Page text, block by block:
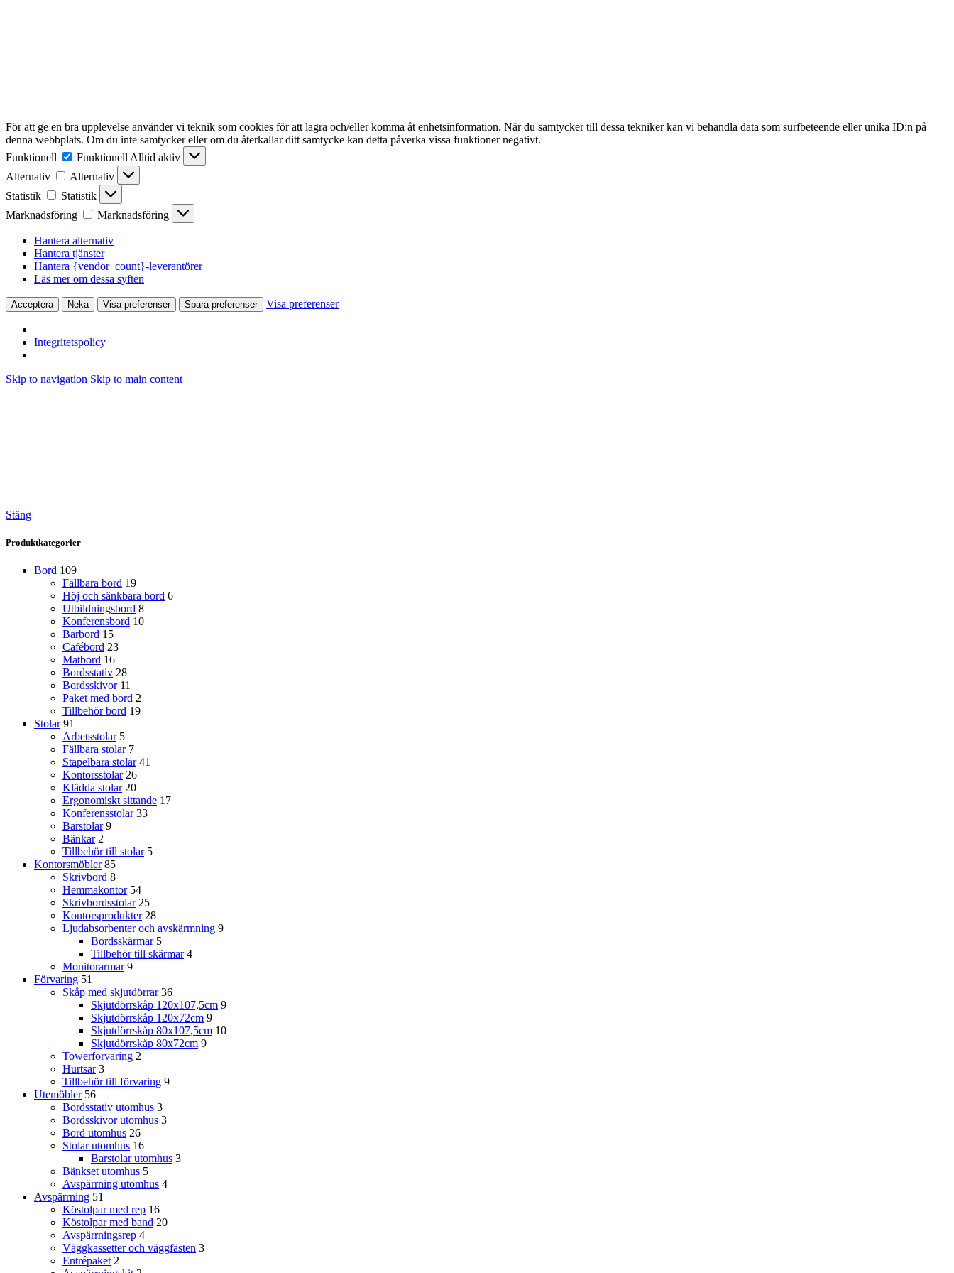
För att ge en bra upplevelse använder vi teknik som cookies för att lagra och/eller komma åt enhetsinformation. När du samtycker till dessa tekniker kan vi behandla data som surfbeteende eller unika ID:n på
denna webbplats. Om du inte samtycker eller om du återkallar ditt samtycke kan detta påverka vissa funktioner negativt.
Funktionell
Funktionell Alltid aktiv
Alternativ
Alternativ
Statistik
Statistik
Marknadsföring
Marknadsföring
Hantera alternativ
Hantera tjänster
Hantera {vendor_count}-leverantörer
Läs mer om dessa syften
Acceptera Neka Visa preferenser Spara preferenser Visa preferenser
Integritetspolicy
Skip to navigation Skip to main content
Stäng
Produktkategorier
Bord 109
Fällbara bord 19
Höj och sänkbara bord 6
Utbildningsbord 8
Konferensbord 10
Barbord 15
Cafébord 23
Matbord 16
Bordsstativ 28
Bordsskivor 11
Paket med bord 2
Tillbehör bord 19
Stolar 91
Arbetsstolar 5
Fällbara stolar 7
Stapelbara stolar 41
Kontorsstolar 26
Klädda stolar 20
Ergonomiskt sittande 17
Konferensstolar 33
Barstolar 9
Bänkar 2
Tillbehör till stolar 5
Kontorsmöbler 85
Skrivbord 8
Hemmakontor 54
Skrivbordsstolar 25
Kontorsprodukter 28
Ljudabsorbenter och avskärmning 9
Bordsskärmar 5
Tillbehör till skärmar 4
Monitorarmar 9
Förvaring 51
Skåp med skjutdörrar 36
Skjutdörrskåp 120x107,5cm 9
Skjutdörrskåp 120x72cm 9
Skjutdörrskåp 80x107,5cm 10
Skjutdörrskåp 80x72cm 9
Towerförvaring 2
Hurtsar 3
Tillbehör till förvaring 9
Utemöbler 56
Bordsstativ utomhus 3
Bordsskivor utomhus 3
Bord utomhus 26
Stolar utomhus 16
Barstolar utomhus 3
Bänkset utomhus 5
Avspärrning utomhus 4
Avspärrning 51
Köstolpar med rep 16
Köstolpar med band 20
Avspärrningsrep 4
Väggkassetter och väggfästen 3
Entrépaket 2